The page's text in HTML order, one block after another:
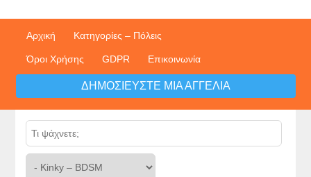
Αρχική Κατηγορίες – Πόλεις
Όροι Χρήσης GDPR Επικοινωνία
ΔΗΜΟΣΙΕΎΣΤΕ ΜΙΑ ΑΓΓΕΛΊΑ